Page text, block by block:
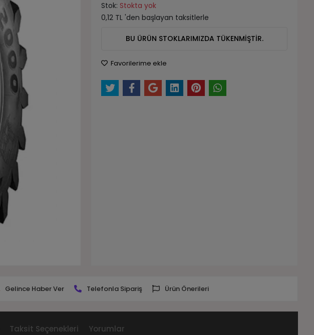
Stok: Stokta yok
0,12 TL 'den başlayan taksitlerle
BU ÜRÜN STOKLARIMIZDA TÜKENMİŞTİR.
Favorilerime ekle
Gelince Haber Ver Telefonla Sipariş Ürün Önerileri
Taksit Seçenekleri Yorumlar